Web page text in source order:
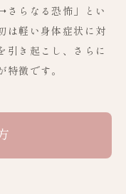
らなる恐怖」とい
は軽い身体症状に対
引き起こし、さらに
徴です。